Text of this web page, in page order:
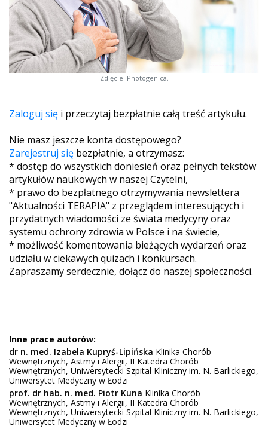
Zdjęcie: Photogenica.
Zaloguj się i przeczytaj bezpłatnie całą treść artykułu.
Nie masz jeszcze konta dostępowego?
Zarejestruj się bezpłatnie, a otrzymasz:
* dostęp do wszystkich doniesień oraz pełnych tekstów
artykułów naukowych w naszej Czytelni,
* prawo do bezpłatnego otrzymywania newslettera
"Aktualności TERAPIA" z przeglądem interesujących i
przydatnych wiadomości ze świata medycyny oraz
systemu ochrony zdrowia w Polsce i na świecie,
* możliwość komentowania bieżących wydarzeń oraz
udziału w ciekawych quizach i konkursach.
Zapraszamy serdecznie, dołącz do naszej społeczności.
Inne prace autorów:
dr n. med. Izabela Kupryś-Lipińska Klinika Chorób
Wewnętrznych, Astmy i Alergii, II Katedra Chorób
Wewnętrznych, Uniwersytecki Szpital Kliniczny im. N. Barlickiego,
Uniwersytet Medyczny w Łodzi
prof. dr hab. n. med. Piotr Kuna Klinika Chorób
Wewnętrznych, Astmy i Alergii, II Katedra Chorób
Wewnętrznych, Uniwersytecki Szpital Kliniczny im. N. Barlickiego,
Uniwersytet Medyczny w Łodzi